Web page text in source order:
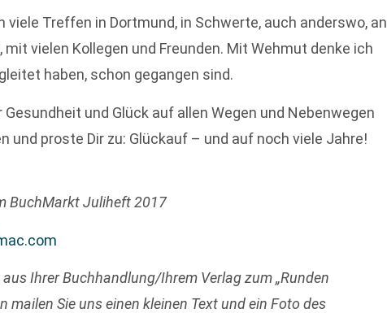
viele Treffen in Dortmund, in Schwerte, auch anderswo, an
vielen Kollegen und Freunden. Mit Wehmut denke ich
haben, schon gegangen sind.
Gesundheit und Glück auf allen Wegen und Nebenwegen
und proste Dir zu: Glückauf – und auf noch viele Jahre!
BuchMarkt Juliheft 2017
Ihrer Buchhandlung/Ihrem Verlag zum „Runden
mailen Sie uns einen kleinen Text und ein Foto des